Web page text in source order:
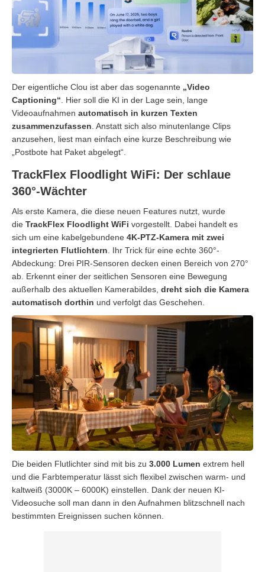
Der eigentliche Clou ist aber das sogenannte „Video
Captioning“ . Hier soll die KI in der Lage sein, lange
Videoaufnahmen automatisch in kurzen Texten
zusammenzufassen . Anstatt sich also minutenlange Clips
anzusehen, liest man einfach eine kurze Beschreibung wie
„Postbote hat Paket abgelegt“.
TrackFlex Floodlight WiFi: Der schlaue
360°-Wächter
Als erste Kamera, die diese neuen Features nutzt, wurde
die TrackFlex Floodlight WiFi vorgestellt. Dabei handelt es
sich um eine kabelgebundene 4K-PTZ-Kamera mit zwei
integrierten Flutlichtern . Ihr Trick für eine echte 360°-
Abdeckung: Drei PIR-Sensoren decken einen Bereich von 270°
ab. Erkennt einer der seitlichen Sensoren eine Bewegung
außerhalb des aktuellen Kamerabildes, dreht sich die Kamera
automatisch dorthin und verfolgt das Geschehen.
Die beiden Flutlichter sind mit bis zu 3.000 Lumen extrem hell
und die Farbtemperatur lässt sich flexibel zwischen warm- und
kaltweiß (3000K – 6000K) einstellen. Dank der neuen KI-
Videosuche soll man dann in den Aufnahmen blitzschnell nach
bestimmten Ereignissen suchen können.